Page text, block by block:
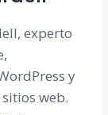
experto
y
web.